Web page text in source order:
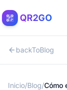
QR2GO
backToBlog
Inicio/Blog/